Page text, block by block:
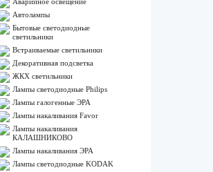
Автолампы
Бытовые светодиодные
светильники
Встраиваемые светильники
Декоративная подсветка
ЖКХ светильники
Лампы cветодиодные Philips
Лампы галогенные ЭРА
Лампы накаливания Favor
Лампы накаливания
КАЛАШНИКОВО
Лампы накаливания ЭРА
Лампы светодиодные KODAK